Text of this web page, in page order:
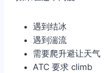
遇到结冰
遇到湍流
需要爬升避让天气
ATC 要求 climb